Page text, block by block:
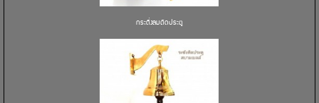
กระดิ่งลมติดประตู